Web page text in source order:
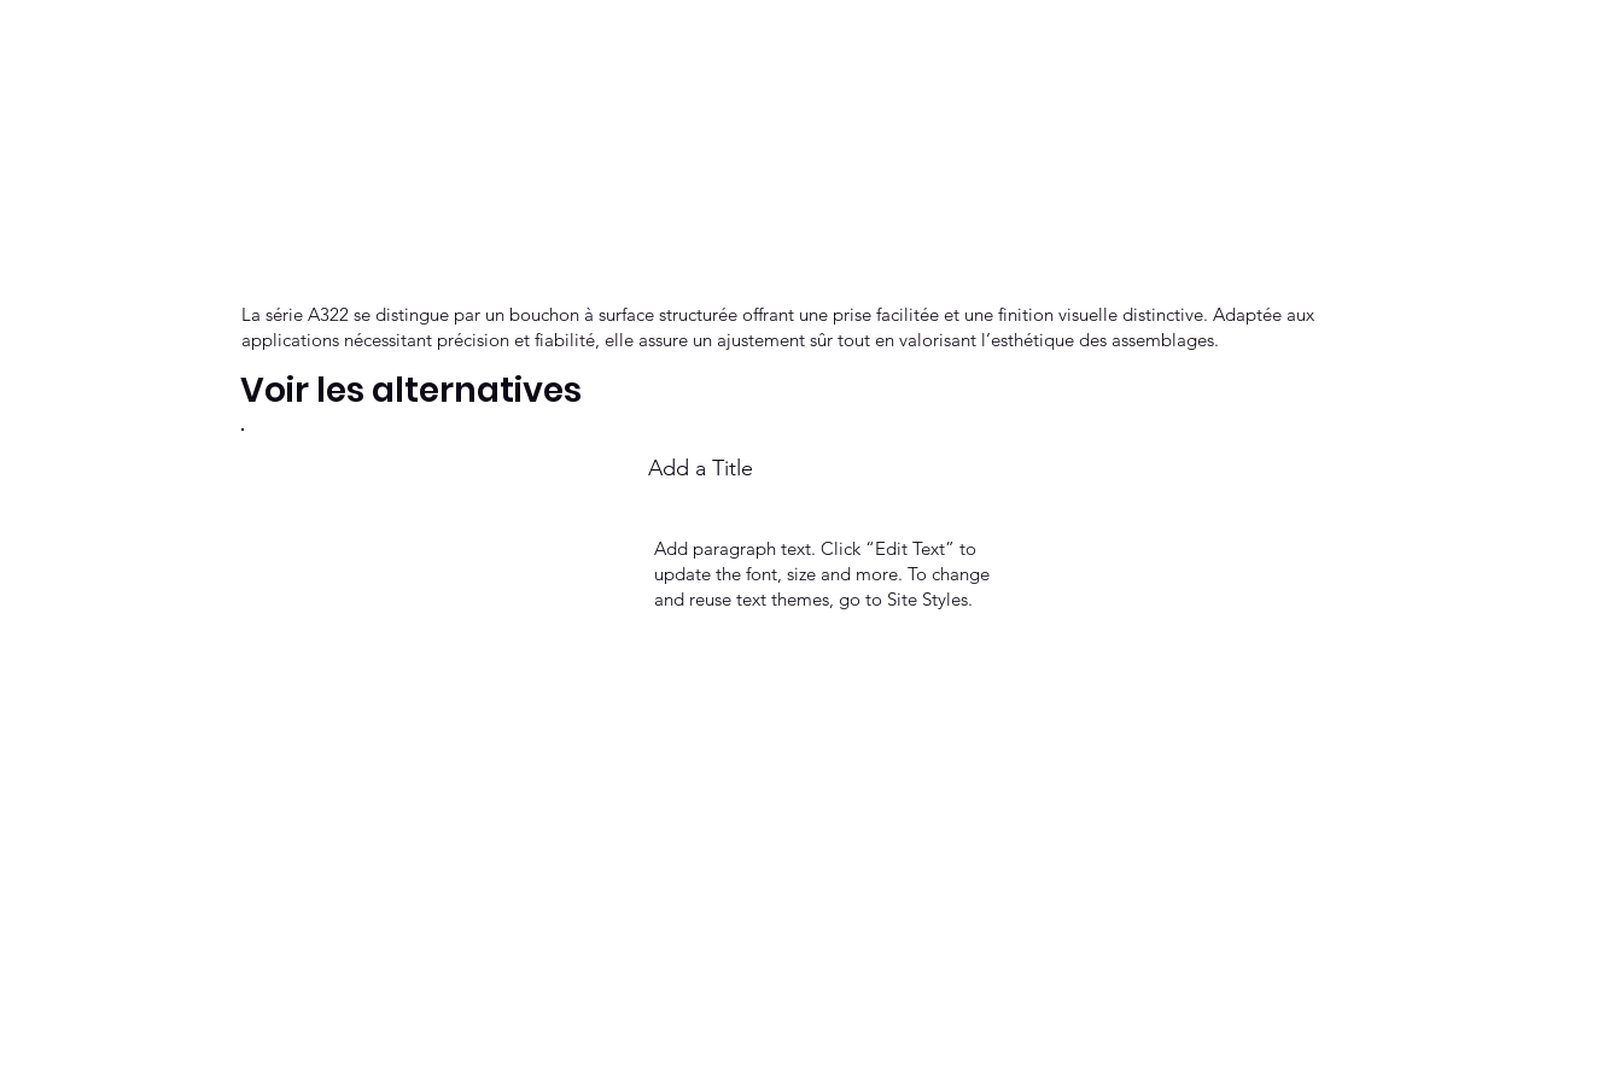
La série A322 se distingue par un bouchon à surface structurée offrant une prise facilitée et une finition visuelle distinctive. Adaptée aux
applications nécessitant précision et fiabilité, elle assure un ajustement sûr tout en valorisant l’esthétique des assemblages.
Voir les alternatives
Add paragraph text. Click “Edit Text” to
update the font, size and more. To change
and reuse text themes, go to Site Styles.
Add a Title